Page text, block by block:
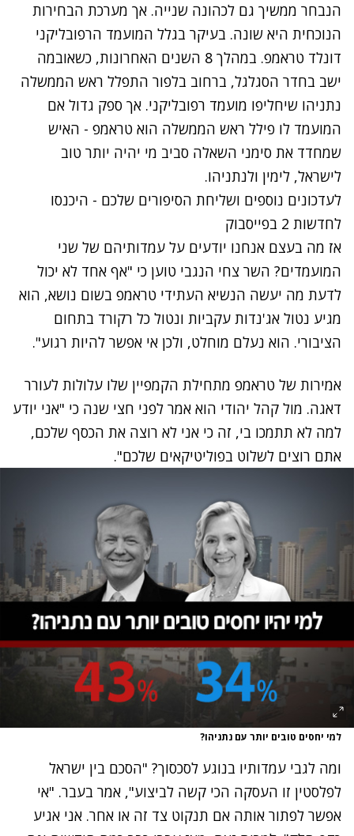
הנבחר ממשיך גם לכהונה שנייה. אך מערכת הבחירות
הנוכחית היא שונה. בעיקר בגלל המועמד הרפובליקני
דונלד טראמפ. במהלך 8 השנים האחרונות, כשאובמה
ישב בחדר הסגלגל, ברחוב בלפור התפלל ראש הממשלה
נתניהו שיחליפו מועמד רפובליקני. אך ספק גדול אם
המועמד לו פילל ראש הממשלה הוא טראמפ - האיש
שמחדד את סימני השאלה סביב מי יהיה יותר טוב
לישראל, לימין ולנתניהו.
לעדכונים נוספים ושליחת הסיפורים שלכם - היכנסו
לחדשות 2 בפייסבוק
אז מה בעצם אנחנו יודעים על עמדותיהם של שני
המועמדים? השר צחי הנגבי טוען כי "אף אחד לא יכול
לדעת מה יעשה הנשיא העתידי טראמפ בשום נושא, הוא
מגיע נטול אג'נדות עקביות ונטול כל רקורד בתחום
הציבורי. הוא נעלם מוחלט, ולכן אי אפשר להיות רגוע".
אמירות של טראמפ מתחילת הקמפיין שלו עלולות לעורר
דאגה. מול קהל יהודי הוא אמר לפני חצי שנה כי "אני יודע
למה לא תתמכו בי, זה כי אני לא רוצה את הכסף שלכם,
אתם רוצים לשלוט בפוליטיקאים שלכם".
למי יחסים טובים יותר עם נתניהו?
ומה לגבי עמדותיו בנוגע לסכסוך? "הסכם בין ישראל
לפלסטין זו העסקה הכי קשה לביצוע", אמר בעבר. "אי
אפשר לפתור אותה אם תנקוט צד זה או אחר. אני אגיע